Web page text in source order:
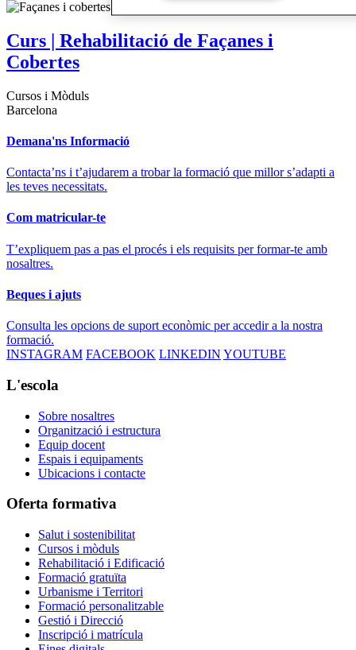
Curs | Rehabilitació de Façanes i
Cobertes
Cursos i Mòduls
Barcelona
Demana'ns Informació
Contacta’ns i t’ajudarem a trobar la formació que millor s’adapti a
les teves necessitats.
Com matricular-te
T’expliquem pas a pas el procés i els requisits per formar-te amb
nosaltres.
Beques i ajuts
Consulta les opcions de suport econòmic per accedir a la nostra
formació.
INSTAGRAM FACEBOOK LINKEDIN YOUTUBE
L'escola
Sobre nosaltres
Organització i estructura
Equip docent
Espais i equipaments
Ubicacions i contacte
Oferta formativa
Salut i sostenibilitat
Cursos i mòduls
Rehabilitació i Edificació
Formació gratuïta
Urbanisme i Territori
Formació personalitzable
Gestió i Direcció
Inscripció i matrícula